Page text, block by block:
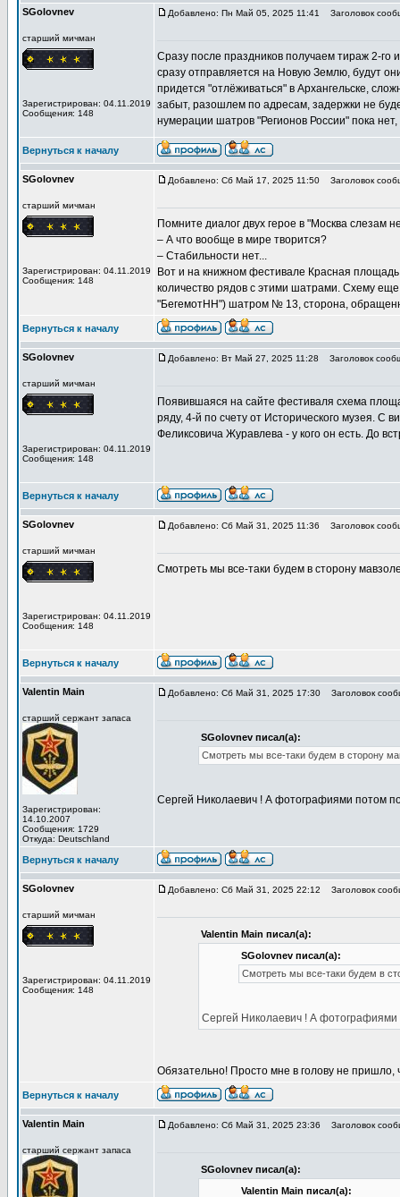
SGolovnev
старший мичман
Зарегистрирован: 04.11.2019
Сообщения: 148
Добавлено: Пн Май 05, 2025 11:41 Заголовок
Сразу после праздников получаем тираж 2-
сразу отправляется на Новую Землю, будут
придется "отлёживаться" в Архангельске,
забыт, разошлем по адресам, задержки не
нумерации шатров "Регионов России" пока
Вернуться к началу
SGolovnev
старший мичман
Зарегистрирован: 04.11.2019
Сообщения: 148
Добавлено: Сб Май 17, 2025 11:50 Заголовок
Помните диалог двух герое в "Москва слезам
– А что вообще в мире творится?
– Стабильности нет...
Вот и на книжном фестивале Красная
количество рядов с этими шатрами. Схему
"БегемотНН") шатром № 13, сторона,
Вернуться к началу
SGolovnev
старший мичман
Зарегистрирован: 04.11.2019
Сообщения: 148
Добавлено: Вт Май 27, 2025 11:28 Заголовок
Появившаяся на сайте фестиваля схема
ряду, 4-й по счету от Исторического музея.
Феликсовича Журавлева - у кого он есть. До
Вернуться к началу
SGolovnev
старший мичман
Зарегистрирован: 04.11.2019
Сообщения: 148
Добавлено: Сб Май 31, 2025 11:36 Заголовок
Смотреть мы все-таки будем в сторону
Вернуться к началу
Valentin Main
старший сержант запаса
Зарегистрирован:
14.10.2007
Сообщения: 1729
Откуда: Deutschland
Добавлено: Сб Май 31, 2025 17:30 Заголовок
SGolovnev писал(а):
Смотреть мы все-таки будем в сторону
Сергей Николаевич ! А фотографиями потом
Вернуться к началу
SGolovnev
старший мичман
Зарегистрирован: 04.11.2019
Сообщения: 148
Добавлено: Сб Май 31, 2025 22:12 Заголовок
Valentin Main писал(а):
SGolovnev писал(а):
Смотреть мы все-таки будем в
Сергей Николаевич ! А
Обязательно! Просто мне в голову не пришло,
Вернуться к началу
Valentin Main
старший сержант запаса
Добавлено: Сб Май 31, 2025 23:36 Заголовок
SGolovnev писал(а):
Valentin Main писал(а):